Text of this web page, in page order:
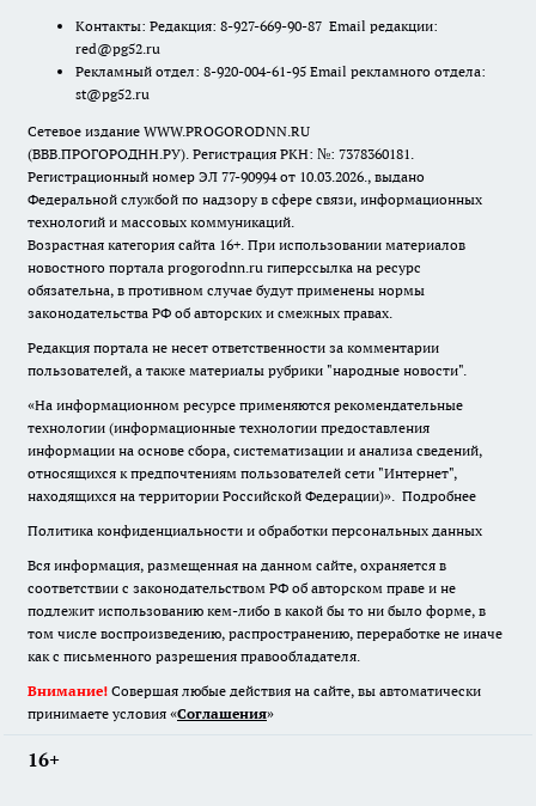
Контакты: Редакция: 8-927-669-90-87 Email редакции:
red@pg52.ru
Рекламный отдел: 8-920-004-61-95 Email рекламного отдела:
st@pg52.ru
Сетевое издание WWW.PROGORODNN.RU
(ВВВ.ПРОГОРОДНН.РУ). Регистрация РКН: №: 7378360181.
Регистрационный номер ЭЛ 77-90994 от 10.03.2026., выдано
Федеральной службой по надзору в сфере связи, информационных
технологий и массовых коммуникаций.
Возрастная категория сайта 16+. При использовании материалов
новостного портала progorodnn.ru гиперссылка на ресурс
обязательна, в противном случае будут применены нормы
законодательства РФ об авторских и смежных правах.
Редакция портала не несет ответственности за комментарии
пользователей, а также материалы рубрики "народные новости".
«На информационном ресурсе применяются рекомендательные
технологии (информационные технологии предоставления
информации на основе сбора, систематизации и анализа сведений,
относящихся к предпочтениям пользователей сети "Интернет",
находящихся на территории Российской Федерации)». Подробнее
Политика конфиденциальности и обработки персональных данных
Вся информация, размещенная на данном сайте, охраняется в
соответствии с законодательством РФ об авторском праве и не
подлежит использованию кем-либо в какой бы то ни было форме, в
том числе воспроизведению, распространению, переработке не иначе
как с письменного разрешения правообладателя.
Внимание! Совершая любые действия на сайте, вы автоматически
принимаете условия «Cоглашения»
16+